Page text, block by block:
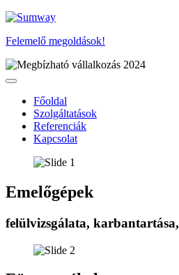
Felemelő megoldások!
Főoldal
Szolgáltatások
Referenciák
Kapcsolat
Emelőgépek
felülvizsgálata,